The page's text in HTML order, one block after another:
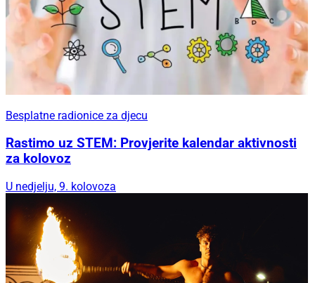
Besplatne radionice za djecu
Rastimo uz STEM: Provjerite kalendar aktivnosti
za kolovoz
U nedjelju, 9. kolovoza